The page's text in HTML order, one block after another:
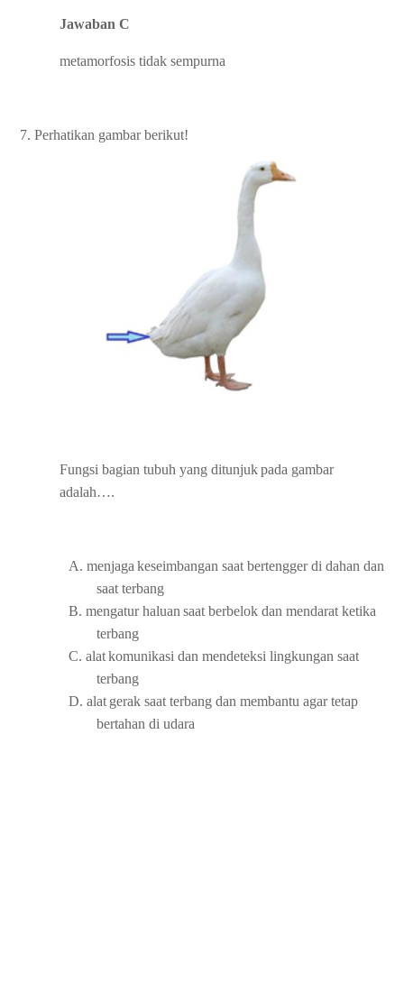
Jawaban C
metamorfosis tidak sempurna
7. Perhatikan gambar berikut!
Fungsi bagian tubuh yang ditunjuk pada gambar
adalah….
A. menjaga keseimbangan saat bertengger di dahan dan
saat terbang
B. mengatur haluan saat berbelok dan mendarat ketika
terbang
C. alat komunikasi dan mendeteksi lingkungan saat
terbang
D. alat gerak saat terbang dan membantu agar tetap
bertahan di udara